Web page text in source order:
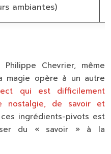
ambiantes)
Chevrier, même
magie opère à un autre
qui est difficilement
nostalgie, de savoir et
ces ingrédients-pivots est
du « savoir » à la